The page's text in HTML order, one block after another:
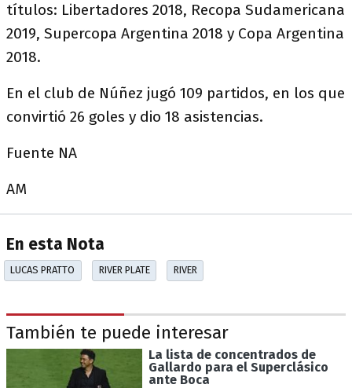
títulos: Libertadores 2018, Recopa Sudamericana
2019, Supercopa Argentina 2018 y Copa Argentina
2018.
En el club de Núñez jugó 109 partidos, en los que
convirtió 26 goles y dio 18 asistencias.
Fuente NA
AM
En esta Nota
LUCAS PRATTO RIVER PLATE RIVER
También te puede interesar
La lista de concentrados de
Gallardo para el Superclásico
ante Boca